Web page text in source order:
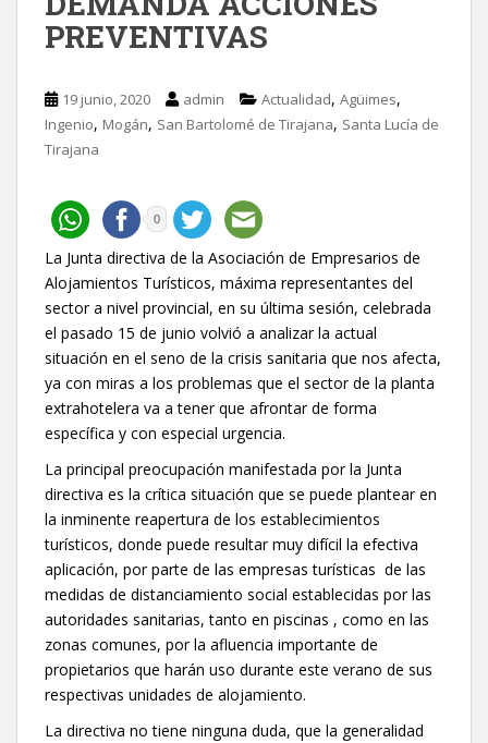
PREVENTIVAS
19 junio, 2020 admin Actualidad, Agüimes,
Ingenio, Mogán, San Bartolomé de Tirajana, Santa Lucía de
Tirajana
0
La Junta directiva de la Asociación de Empresarios de
Alojamientos Turísticos, máxima representantes del
sector a nivel provincial, en su última sesión, celebrada
el pasado 15 de junio volvió a analizar la actual
situación en el seno de la crisis sanitaria que nos afecta,
ya con miras a los problemas que el sector de la planta
extrahotelera va a tener que afrontar de forma
específica y con especial urgencia.
La principal preocupación manifestada por la Junta
directiva es la crítica situación que se puede plantear en
la inminente reapertura de los establecimientos
turísticos, donde puede resultar muy difícil la efectiva
aplicación, por parte de las empresas turísticas de las
medidas de distanciamiento social establecidas por las
autoridades sanitarias, tanto en piscinas , como en las
zonas comunes, por la afluencia importante de
propietarios que harán uso durante este verano de sus
respectivas unidades de alojamiento.
La directiva no tiene ninguna duda, que la generalidad